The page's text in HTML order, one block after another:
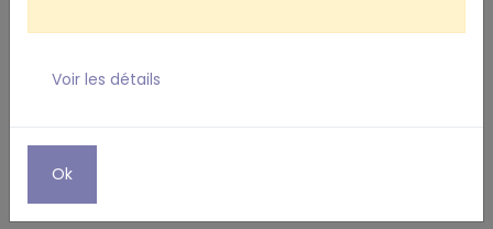
Voir les détails
Ok